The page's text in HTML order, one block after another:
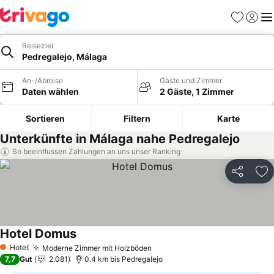
Favoriten
Reiseziel
Pedregalejo, Málaga
An-/Abreise
Daten wählen
Gäste und Zimmer
2 Gäste, 1 Zimmer
Sortieren Filtern Karte
Unterkünfte in Málaga nahe Pedregalejo
So beeinflussen Zahlungen an uns unser Ranking
Teilen
1 Sterne
Hotel Moderne Zimmer mit Holzböden
Hotel DomusPreise sehen
7,7 Gut 2.081 0.4 km bis Pedregalejo